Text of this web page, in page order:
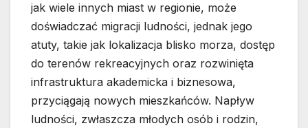
jak wiele innych miast w regionie, może
doświadczać migracji ludności, jednak jego
atuty, takie jak lokalizacja blisko morza, dostęp
do terenów rekreacyjnych oraz rozwinięta
infrastruktura akademicka i biznesowa,
przyciągają nowych mieszkańców. Napływ
ludności, zwłaszcza młodych osób i rodzin,